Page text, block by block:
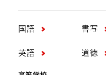
国語 書写
英語 道徳